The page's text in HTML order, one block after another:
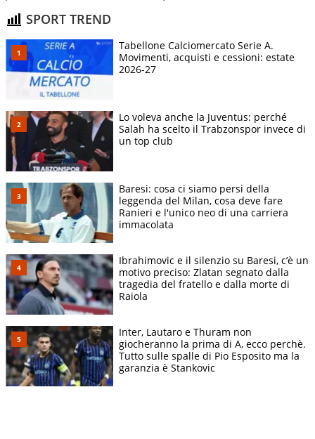
SPORT TREND
Tabellone Calciomercato Serie A.
Movimenti, acquisti e cessioni: estate
2026-27
Lo voleva anche la Juventus: perché
Salah ha scelto il Trabzonspor invece di
un top club
Baresi: cosa ci siamo persi della
leggenda del Milan, cosa deve fare
Ranieri e l'unico neo di una carriera
immacolata
Ibrahimovic e il silenzio su Baresi, c’è un
motivo preciso: Zlatan segnato dalla
tragedia del fratello e dalla morte di
Raiola
Inter, Lautaro e Thuram non
giocheranno la prima di A, ecco perchè.
Tutto sulle spalle di Pio Esposito ma la
garanzia è Stankovic